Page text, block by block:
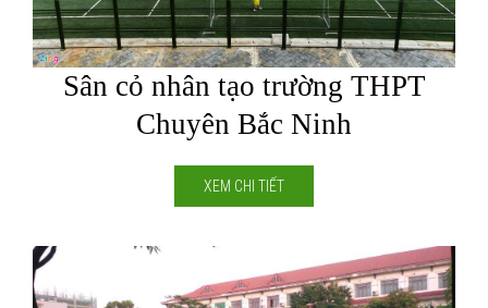
Sân cỏ nhân tạo trường THPT
Chuyên Bắc Ninh
XEM CHI TIẾT